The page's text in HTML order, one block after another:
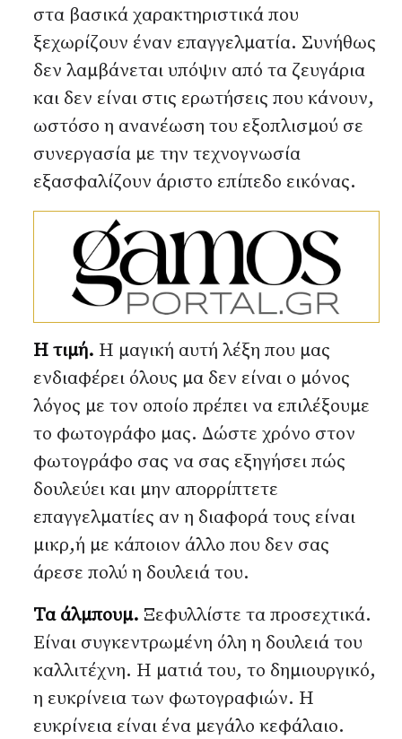
στα βασικά χαρακτηριστικά που
ξεχωρίζουν έναν επαγγελματία. Συνήθως
δεν λαμβάνεται υπόψιν από τα ζευγάρια
και δεν είναι στις ερωτήσεις που κάνουν,
ωστόσο η ανανέωση του εξοπλισμού σε
συνεργασία με την τεχνογνωσία
εξασφαλίζουν άριστο επίπεδο εικόνας.
Η τιμή. Η μαγική αυτή λέξη που μας
ενδιαφέρει όλους μα δεν είναι ο μόνος
λόγος με τον οποίο πρέπει να επιλέξουμε
το φωτογράφο μας. Δώστε χρόνο στον
φωτογράφο σας να σας εξηγήσει πώς
δουλεύει και μην απορρίπτετε
επαγγελματίες αν η διαφορά τους είναι
μικρ,ή με κάποιον άλλο που δεν σας
άρεσε πολύ η δουλειά του.
Τα άλμπουμ. Ξεφυλλίστε τα προσεχτικά.
Είναι συγκεντρωμένη όλη η δουλειά του
καλλιτέχνη. Η ματιά του, το δημιουργικό,
η ευκρίνεια των φωτογραφιών. Η
ευκρίνεια είναι ένα μεγάλο κεφάλαιο.